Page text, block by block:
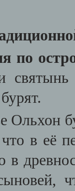
по
Ольхон
что в её
в